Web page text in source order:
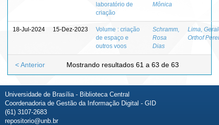
laboratório de
criação
Mônica
18-Jul-2024 15-Dez-2023
Volume : criação
de espaço e
outros voos
Schramm,
Rosa
Dias
Lima,
Orthof
Mostrando resultados 61 a 63 de 63
< Anterior
Universidade de Brasília - Biblioteca Central
Coordenadoria de Gestão da Informação Digital - GID
(61) 3107-2683
repositorio@unb.br